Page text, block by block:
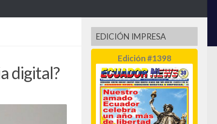
digital?
EDICIÓN IMPRESA
Edición #1398